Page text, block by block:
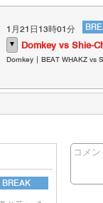
1月21日13時01分
▼ Domkey vs Shie-
Domkey | BEAT WHAKZ vs
BREAK
コメン